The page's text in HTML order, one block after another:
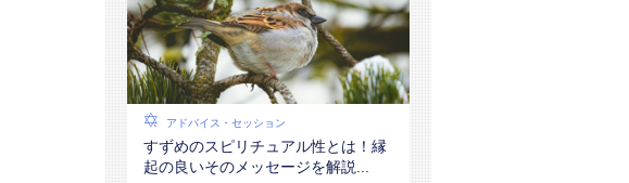
アドバイス・セッション
すずめのスピリチュアル性とは！縁
起の良いそのメッセージを解説...